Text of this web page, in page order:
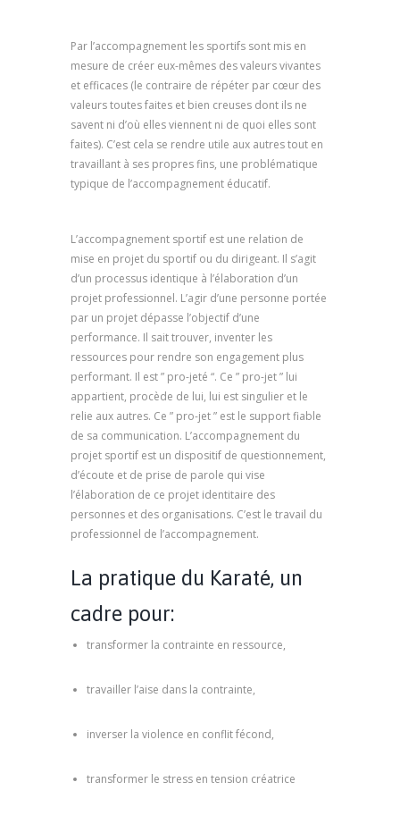
Par l’accompagnement les sportifs sont mis en
mesure de créer eux-mêmes des valeurs vivantes
et efficaces (le contraire de répéter par cœur des
valeurs toutes faites et bien creuses dont ils ne
savent ni d’où elles viennent ni de quoi elles sont
faites). C’est cela se rendre utile aux autres tout en
travaillant à ses propres fins, une problématique
typique de l’accompagnement éducatif.
L’accompagnement sportif est une relation de
mise en projet du sportif ou du dirigeant. Il s’agit
d’un processus identique à l’élaboration d’un
projet professionnel. L’agir d’une personne portée
par un projet dépasse l’objectif d’une
performance. Il sait trouver, inventer les
ressources pour rendre son engagement plus
performant. Il est ” pro-jeté “. Ce ” pro-jet ” lui
appartient, procède de lui, lui est singulier et le
relie aux autres. Ce ” pro-jet ” est le support fiable
de sa communication. L’accompagnement du
projet sportif est un dispositif de questionnement,
d’écoute et de prise de parole qui vise
l’élaboration de ce projet identitaire des
personnes et des organisations. C’est le travail du
professionnel de l’accompagnement.
La pratique du Karaté, un
cadre pour:
transformer la contrainte en ressource,
travailler l’aise dans la contrainte,
inverser la violence en conflit fécond,
transformer le stress en tension créatrice